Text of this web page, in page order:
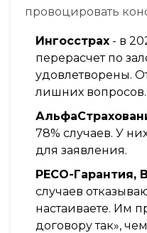
провоцировать
Ингосстрах - в
перерасчет по
удовлетворены.
лишних вопросов.
78% случаев. У
для заявления.
РЕСО-Гарантия,
случаев
настаиваете. Им
договору так»,